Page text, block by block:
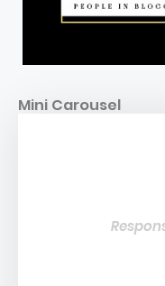
Mini Carousel